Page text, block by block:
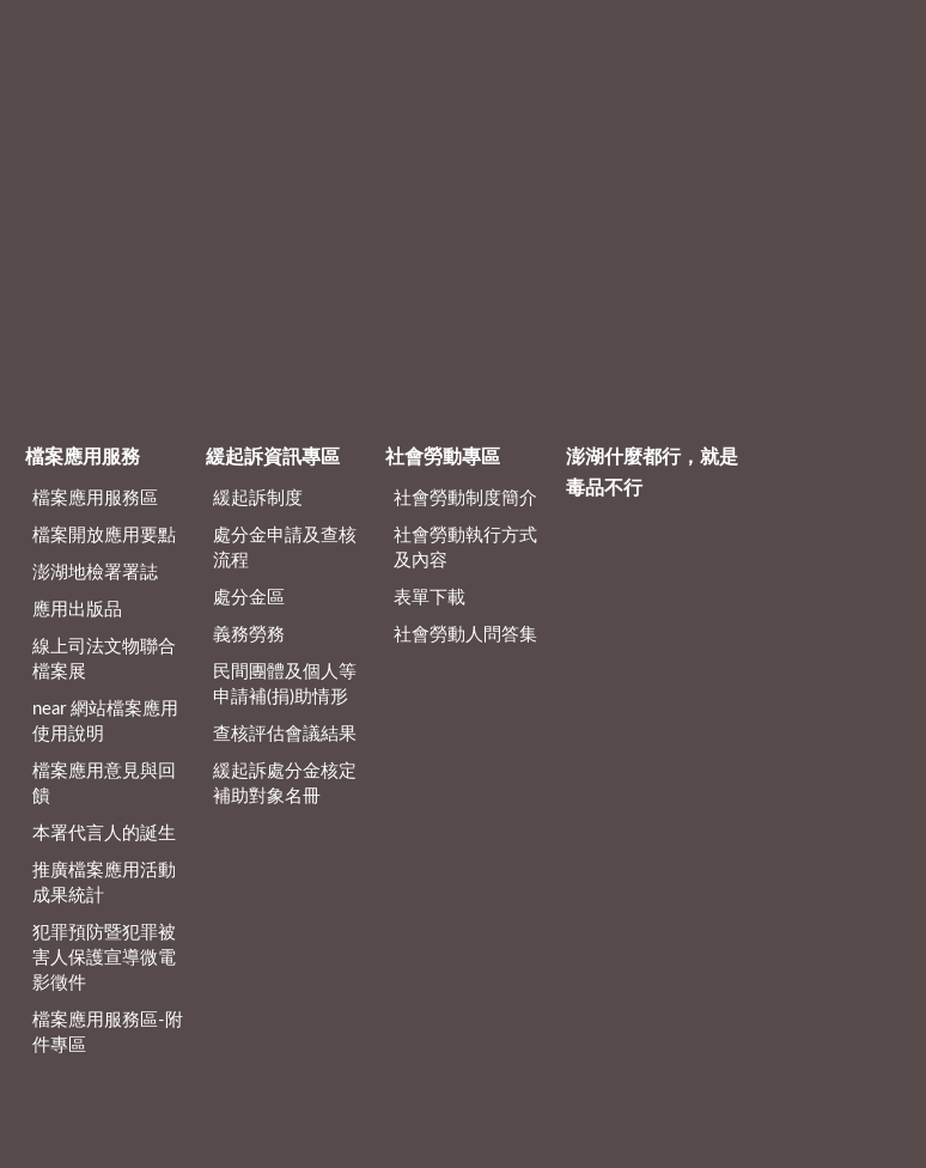
檔案應用服務
檔案應用服務區
檔案開放應用要點
澎湖地檢署署誌
應用出版品
線上司法文物聯合
檔案展
near 網站檔案應用
使用說明
檔案應用意見與回
饋
本署代言人的誕生
推廣檔案應用活動
成果統計
犯罪預防暨犯罪被
害人保護宣導微電
影徵件
檔案應用服務區-附
件專區
緩起訴資訊專區
緩起訴制度
處分金申請及查核
流程
處分金區
義務勞務
民間團體及個人等
申請補(捐)助情形
查核評估會議結果
緩起訴處分金核定
補助對象名冊
社會勞動專區
社會勞動制度簡介
社會勞動執行方式
及內容
表單下載
社會勞動人問答集
澎湖什麼都行，就是
毒品不行